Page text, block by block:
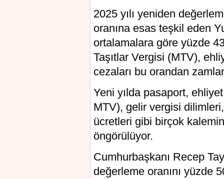
2025 yılı yeniden
oranına esas teşkil eden
ortalamalara göre yüzde
Taşıtlar Vergisi (MTV),
cezaları bu orandan
Yeni yılda pasaport,
MTV), gelir vergisi
ücretleri gibi birçok
öngörülüyor.
Cumhurbaşkanı Recep
değerleme oranını yüzde